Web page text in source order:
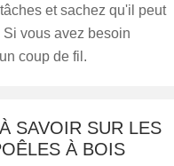
et sachez qu'il peut
Si vous avez besoin
coup de fil.
SAVOIR SUR LES
À BOIS